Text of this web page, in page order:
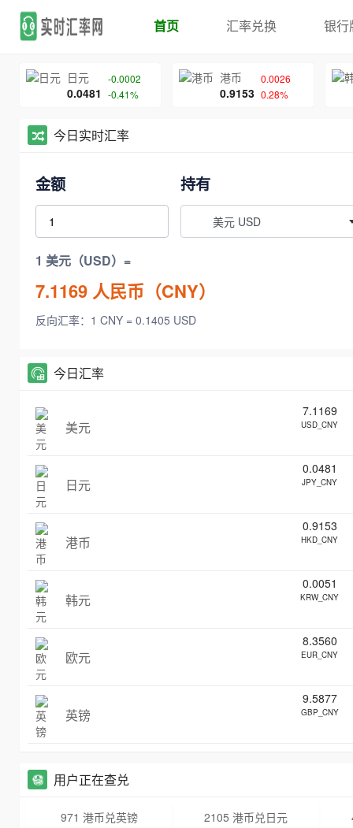
首页 汇率兑换 银行
日元
0.0481
-0.0002
-0.41%
港币
0.9153
0.0026
0.28%
今日实时汇率
金额 持有
美元 USD
1 美元（USD）=
7.1169 人民币（CNY）
反向汇率：1 CNY = 0.1405 USD
今日汇率
美元
7.1169
USD_CNY
日元
0.0481
JPY_CNY
港币
0.9153
HKD_CNY
韩元
0.0051
KRW_CNY
欧元
8.3560
EUR_CNY
英镑
9.5877
GBP_CNY
用户正在查兑
971 港币兑英镑 2105 港币兑日元